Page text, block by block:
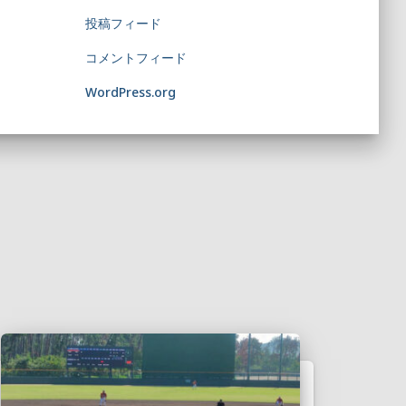
投稿フィード
コメントフィード
WordPress.org